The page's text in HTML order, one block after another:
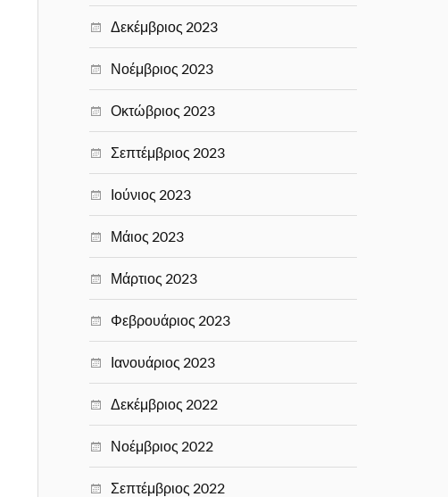
Δεκέμβριος 2023
Νοέμβριος 2023
Οκτώβριος 2023
Σεπτέμβριος 2023
Ιούνιος 2023
Μάιος 2023
Μάρτιος 2023
Φεβρουάριος 2023
Ιανουάριος 2023
Δεκέμβριος 2022
Νοέμβριος 2022
Σεπτέμβριος 2022